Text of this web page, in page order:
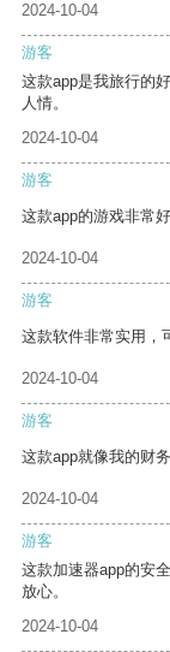
2024-10-04
游客
这款app是我旅行的
人情。
2024-10-04
游客
这款app的游戏非常
2024-10-04
游客
这款软件非常实用，
2024-10-04
游客
这款app就像我的财
2024-10-04
游客
这款加速器app的安
放心。
2024-10-04